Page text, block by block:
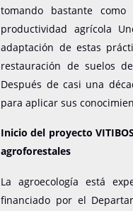
tomando bastante
productividad agrícola
adaptación de estas
restauración de suelos
Después de casi una
para aplicar sus
Inicio del proyecto
agroforestales
La agroecología está
financiado por el